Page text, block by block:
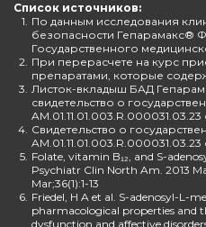
Список источников:
1. По данным исследования
безопасности Гепарамакс®
Государственного
2. При перерасчете на курс
препаратами, которые
3. Листок-вкладыш БАД
свидетельство о
4. Свидетельство о
5. Folate, vitamin B₁₂, and S-
Psychiatr Clin North Am. 2013
Mar;36(1):1-13
6. Friedel, H A et al. S-adenosyl-L-
pharmacological properties and
dysfunction and affective